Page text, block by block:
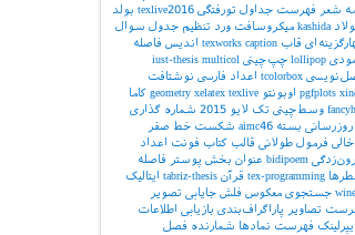
شعر فهرست جداول تورفتگی texlive2016 بولد
kashida میکروسافت ورد تنظیم جدول سوال
قاب texworks caption اندیس فاصله
lollipop چپ‌چینی iust-thesis multicol
tcolorbox اعداد فارسی نوشتافت
pgfplots اوبونتو geometry xelatex texlive
کاما
وسط‌چینی تک لایو 2015
شماره گذاری
بسته aimc46 شکست خط صفر
فرمول طولانی قالب کتاب فونت اعداد
bidipoem عنوان بخش پوستر
فاصله
tex-programming قرآن tabriz-thesis
ایتالیک
جستجوی معکوس فلش جایابی تصویر
تصاویر
پاراگراف‌بندی بازیابی اطلاعات
فهرست نمادها
شمارنده فصل